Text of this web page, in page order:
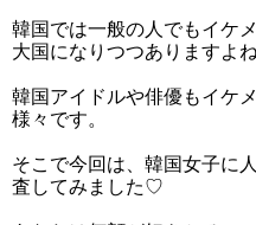
韓国では一般の人でもイケ
大国になりつつありますよ
韓国アイドルや俳優もイケ
様々です。
そこで今回は、韓国女子に
査してみました♡